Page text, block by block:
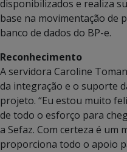
disponibilizados e realiza
base na movimentação de
banco de dados do BP-e.
Reconhecimento
A servidora Caroline
da integração e o suporte
projeto. “Eu estou muito
de todo o esforço para
a Sefaz. Com certeza é um
proporciona todo o apoio